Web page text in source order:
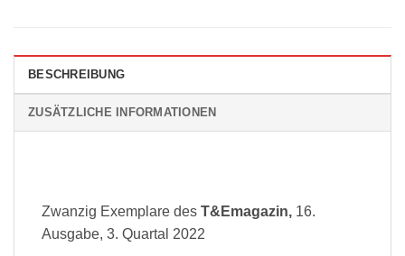
BESCHREIBUNG
ZUSÄTZLICHE INFORMATIONEN
Zwanzig Exemplare des T&Emagazin, 16.
Ausgabe, 3. Quartal 2022